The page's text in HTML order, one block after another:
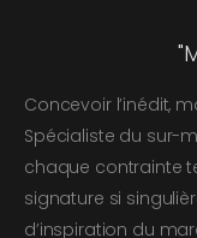
Concevoir l’inédit,
Spécialiste du sur-
chaque contrainte
signature si
d’inspiration du